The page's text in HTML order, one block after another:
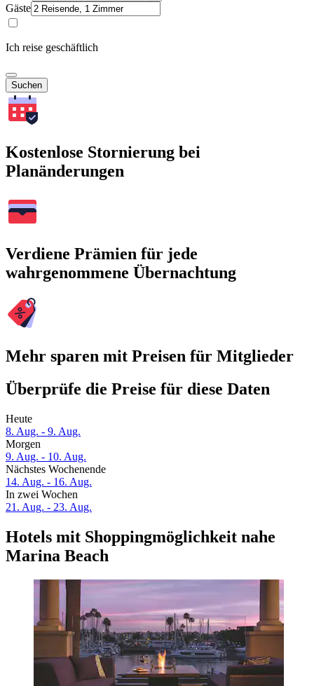
Gäste
Ich reise geschäftlich
Suchen
Kostenlose Stornierung bei
Planänderungen
Verdiene Prämien für jede
wahrgenommene Übernachtung
Mehr sparen mit Preisen für Mitglieder
Überprüfe die Preise für diese Daten
Heute
8. Aug. - 9. Aug.
Morgen
9. Aug. - 10. Aug.
Nächstes Wochenende
14. Aug. - 16. Aug.
In zwei Wochen
21. Aug. - 23. Aug.
Hotels mit Shoppingmöglichkeit nahe
Marina Beach